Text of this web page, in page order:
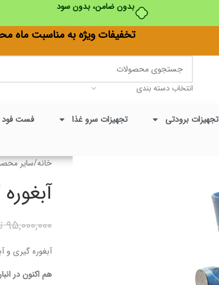
تخفیفات ویژه به مناسبت ماه
انتخاب دسته بندی
تجهیزات برودتی تجهیزات سرو غذا فست فود
خانه/سایر
۹۵,۰۰۰,۰۰۰
آبغوره گیری و
هم اکنون در